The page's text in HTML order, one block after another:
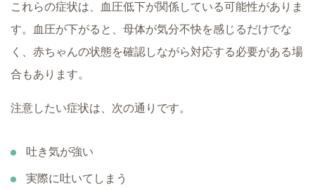
これらの症状は、血圧低下が関係している可能性がありま
す。血圧が下がると、母体が気分不快を感じるだけでな
く、赤ちゃんの状態を確認しながら対応する必要がある場
合もあります。
注意したい症状は、次の通りです。
吐き気が強い
実際に吐いてしまう